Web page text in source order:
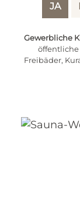
JA
Gewerbliche
öffentliche
Freibäder,
Regulärer
15,50 €
Preise inkl.